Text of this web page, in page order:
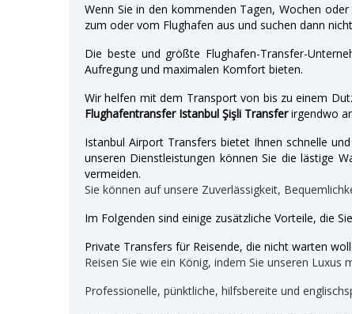
Wenn Sie in den kommenden Tagen, Wochen
zum oder vom Flughafen aus und suchen dann
Die beste und größte Flughafen-Transfer-
Aufregung und maximalen Komfort bieten.
Wir helfen mit dem Transport von bis zu einem
Flughafentransfer Istanbul Şişli Transferirgendwo
Istanbul Airport Transfers bietet Ihnen schnelle
unseren Dienstleistungen können Sie die lästige
vermeiden.
Sie können auf unsere Zuverlässigkeit,
Im Folgenden sind einige zusätzliche Vorteile, die
Private Transfers für Reisende, die nicht warten
Reisen Sie wie ein König, indem Sie unseren
Professionelle, pünktliche, hilfsbereite und